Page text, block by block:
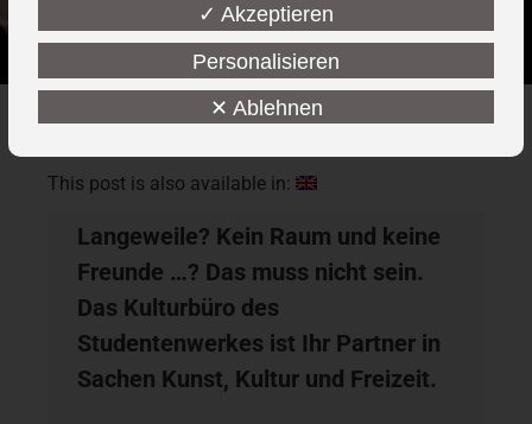
This post is also available in:
Langeweile? Kein Raum und keine
Freunde …? Das muss nicht sein.
Das Kulturbüro des
Studentenwerkes ist Ihr Partner in
Sachen Kunst, Kultur und Freizeit.
✓ Akzeptieren
Personalisieren
✕ Ablehnen